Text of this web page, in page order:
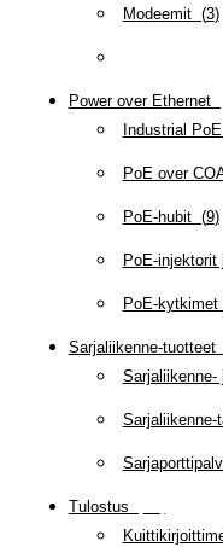
Modeemit(3)
Power over Ethernet(
Industrial PoE
PoE over
PoE-hubit(9)
PoE-injektorit
PoE-kytkimet
Sarjaliikenne-tuotteet(
Sarjaliikenne-
Tulostus